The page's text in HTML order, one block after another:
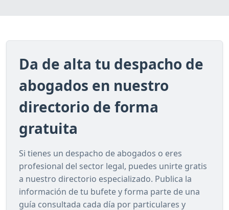
Da de alta tu despacho de
abogados en nuestro
directorio de forma
gratuita
Si tienes un despacho de abogados o eres
profesional del sector legal, puedes unirte gratis
a nuestro directorio especializado. Publica la
información de tu bufete y forma parte de una
guía consultada cada día por particulares y